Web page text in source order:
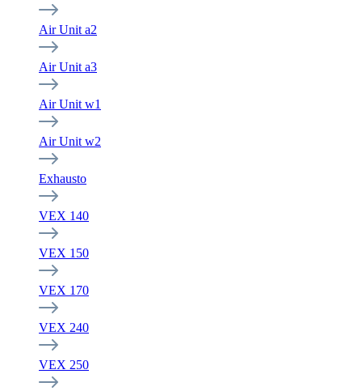
Air Unit a2
Air Unit a3
Air Unit w1
Air Unit w2
Exhausto
VEX 140
VEX 150
VEX 170
VEX 240
VEX 250